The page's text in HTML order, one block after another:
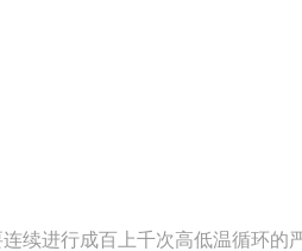
续进行成百上千次高低温循环的